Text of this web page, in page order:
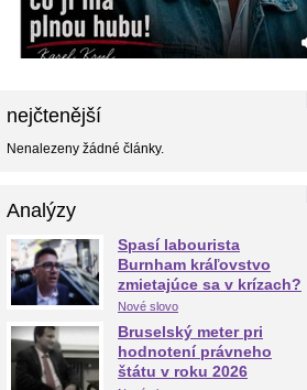
nejčtenější
Nenalezeny žádné články.
Analýzy
Spasí labourista
Burnham kráľovstvo
zmietajúce sa v krízach?
Nové slovo
Bruselský meter pri
hodnotení právneho
štátu v roku 2026